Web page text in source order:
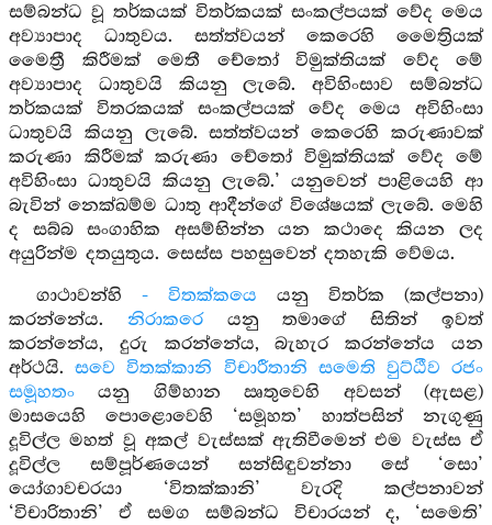
සම්බන්ධ වූ තර්කයක් විතර්කයක් සංකල්පයක් වේද මෙය
අව්‍යාපාද ධාතුවය. සත්ත්වයන් කෙරෙහි මෛත්‍රියක්
මෛත්‍රී කිරීමක් මෙතී චේතෝ විමුක්තියක් වේද මේ
අව්‍යාපාද ධාතුවයි කියනු ලැබේ. අවිහිංසාව සම්බන්ධ
තර්කයක් විතරකයක් සංකල්පයක් වේද මෙය අවිහිංසා
ධාතුවයි කියනු ලැබේ. සත්ත්වයන් කෙරෙහි කරුණාවක්
කරුණා කිරීමක් කරුණා චේතෝ විමුක්තියක් වේද මේ
අවිහිංසා ධාතුවයි කියනු ලැබේ.’ යනුවෙන් පාළියෙහි ආ
බැවින් නෙක්ඛම්ම ධාතු ආදීන්ගේ විශේෂයක් ලැබේ. මෙහි
ද සබ්බ සංගාහික අසම්භින්න යන කථාදෙ කියන ලද
අයුරින්ම දතයුතුය. සෙස්ස පහසුවෙන් දතහැකි වේමය.
ගාථාවන්හි - විතක්කයෙ යනු විතර්ක (කල්පනා)
කරන්නේය. නිරාකරෙයනු තමාගේ සිතින් ඉවත්
කරන්නේය, දුරු කරන්නේය, බැහැර කරන්නේය යන
අර්ථයි.සවෙ විතක්කානි විචාරීතානි සමෙති වුට්ඨීව රජං
සමූහතං යනු ගිම්හාන ඍතුවෙහි අවසන් (ඇසළ)
මාසයෙහි පොළොවෙහි ‘සමූහත’ හාත්පසින් නැගුණු
දූවිල්ල මහත් වූ අකල් වැස්සක් ඇතිවීමෙන් එම වැස්ස ඒ
දූවිල්ල සම්පූර්ණයෙන් සන්සිඳුවන්නා සේ ‘සො’
යෝගාවචරයා ‘විතක්කානි’ වැරදි කල්පනාවන්
‘විචාරිතානි’ ඒ සමග සම්බන්ධ විචාරයන් ද, ‘සමෙති’